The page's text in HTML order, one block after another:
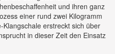
und ihren ganz
einer rund zwei Kilogramm
erstreckt sich über
in dieser Zeit den Einsatz